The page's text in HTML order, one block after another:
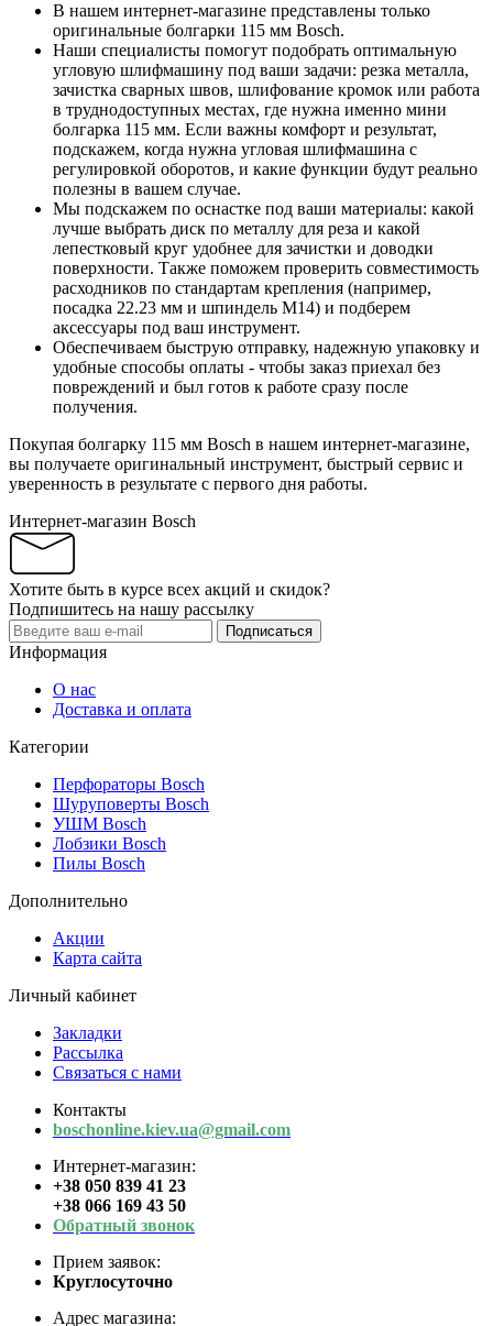
В нашем интернет-магазине представлены только
оригинальные болгарки 115 мм Bosch.
Наши специалисты помогут подобрать оптимальную
угловую шлифмашину под ваши задачи: резка металла,
зачистка сварных швов, шлифование кромок или работа
в труднодоступных местах, где нужна именно мини
болгарка 115 мм. Если важны комфорт и результат,
подскажем, когда нужна угловая шлифмашина с
регулировкой оборотов, и какие функции будут реально
полезны в вашем случае.
Мы подскажем по оснастке под ваши материалы: какой
лучше выбрать диск по металлу для реза и какой
лепестковый круг удобнее для зачистки и доводки
поверхности. Также поможем проверить совместимость
расходников по стандартам крепления (например,
посадка 22.23 мм и шпиндель M14) и подберем
аксессуары под ваш инструмент.
Обеспечиваем быструю отправку, надежную упаковку и
удобные способы оплаты - чтобы заказ приехал без
повреждений и был готов к работе сразу после
получения.
Покупая болгарку 115 мм Bosch в нашем интернет-магазине,
вы получаете оригинальный инструмент, быстрый сервис и
уверенность в результате с первого дня работы.
Интернет-магазин Bosch
Хотите быть в курсе всех акций и скидок?
Подпишитесь на нашу рассылку
Подписаться
Информация
О нас
Доставка и оплата
Категории
Перфораторы Bosch
Шуруповерты Bosch
УШМ Bosch
Лобзики Bosch
Пилы Bosch
Дополнительно
Акции
Карта сайта
Личный кабинет
Закладки
Рассылка
Связаться с нами
Контакты
boschonline.kiev.ua@gmail.com
Интернет-магазин:
+38 050 839 41 23
+38 066 169 43 50
Обратный звонок
Прием заявок:
Круглосуточно
Адрес магазина: